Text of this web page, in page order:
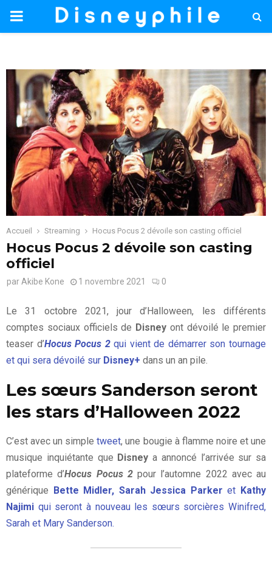
PRIMARY
Accueil Streaming Hocus Pocus 2 dévoile son casting officiel
Hocus Pocus 2 dévoile son casting
officiel
par Akibe Kone 1 novembre 2021 0
Le 31 octobre 2021, jour d’Halloween, les différents
comptes sociaux officiels de Disney ont dévoilé le premier
teaser d’Hocus Pocus 2qui vient de démarrer son tournage
et qui sera dévoilé sur Disney+ dans un an pile.
Les sœurs Sanderson seront
les stars d’Halloween 2022
C’est avec un simpletweet, une bougie à flamme noire et une
musique inquiétante que Disney a annoncé l’arrivée sur sa
plateforme d’Hocus Pocus 2 pour l’automne 2022 avec au
générique Bette Midler, Sarah Jessica Parkeret Kathy
Najimi qui seront à nouveau les sœurs sorcières Winifred,
Sarah et Mary Sanderson.